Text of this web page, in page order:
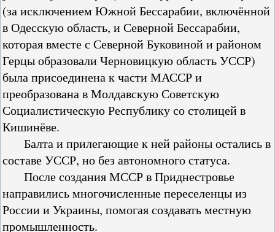
(за исключением Южной Бессарабии, включённой
в Одесскую область, и Северной Бессарабии,
которая вместе с Северной Буковиной и районом
Герцы образовали Черновицкую область УССР)
была присоединена к части МАССР и
преобразована в Молдавскую Советскую
Социалистическую Республику со столицей в
Кишинёве.
Балта и прилегающие к ней районы остались в
составе УССР, но без автономного статуса.
После создания МССР в Приднестровье
направились многочисленные переселенцы из
России и Украины, помогая создавать местную
промышленность.